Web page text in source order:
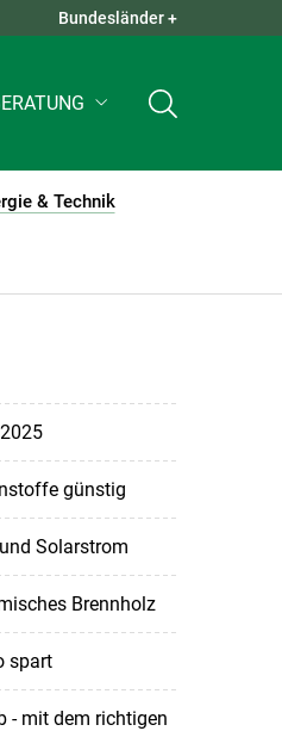
QUICK LINKS +
Bundesländer +
& Technik
(current)1
günstig
Solarstrom
Brennholz
spart
- mit dem richtigen